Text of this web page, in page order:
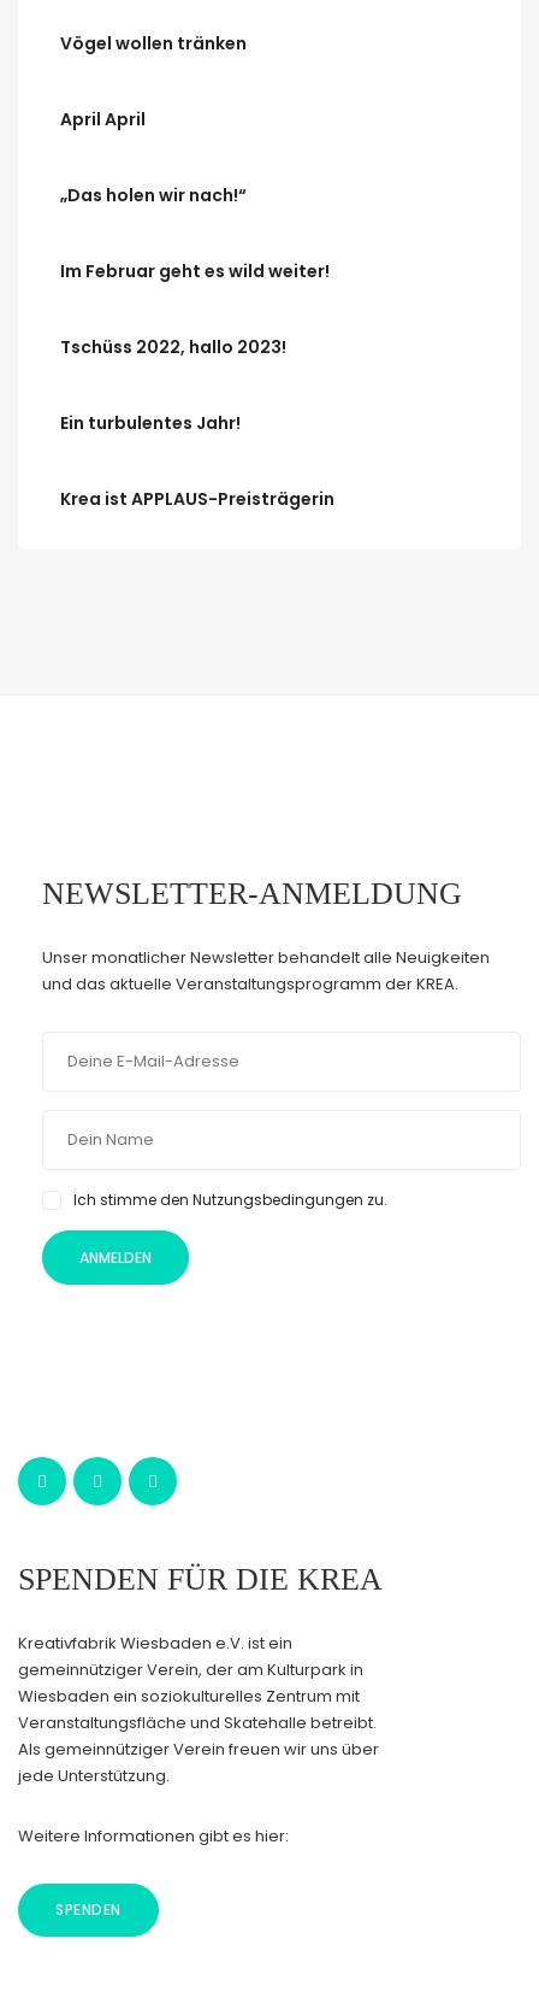
Vögel wollen tränken
April April
„Das holen wir nach!“
Im Februar geht es wild weiter!
Tschüss 2022, hallo 2023!
Ein turbulentes Jahr!
Krea ist APPLAUS-Preisträgerin
NEWSLETTER-ANMELDUNG
Unser monatlicher Newsletter behandelt alle Neuigkeiten
und das aktuelle Veranstaltungsprogramm der KREA.
Ich stimme den Nutzungsbedingungen zu.
ANMELDEN
SPENDEN FÜR DIE KREA
Kreativfabrik Wiesbaden e.V. ist ein
gemeinnütziger Verein, der am Kulturpark in
Wiesbaden ein soziokulturelles Zentrum mit
Veranstaltungsfläche und Skatehalle betreibt.
Als gemeinnütziger Verein freuen wir uns über
jede Unterstützung.
Weitere Informationen gibt es hier:
SPENDEN